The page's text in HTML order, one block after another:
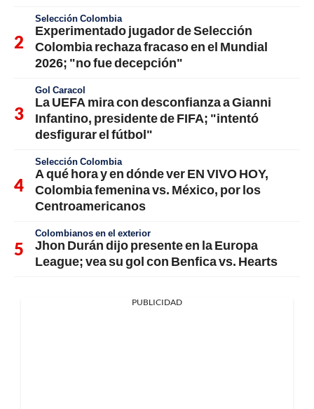
Selección Colombia
Experimentado jugador de Selección
Colombia rechaza fracaso en el Mundial
2026; "no fue decepción"
Gol Caracol
La UEFA mira con desconfianza a Gianni
Infantino, presidente de FIFA; "intentó
desfigurar el fútbol"
Selección Colombia
A qué hora y en dónde ver EN VIVO HOY,
Colombia femenina vs. México, por los
Centroamericanos
Colombianos en el exterior
Jhon Durán dijo presente en la Europa
League; vea su gol con Benfica vs. Hearts
PUBLICIDAD